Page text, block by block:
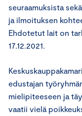
seuraamuksista
ja ilmoituksen
Ehdotetut lait on
17.12.2021.
edustajan
mielipiteeseen ja
vaatii vielä